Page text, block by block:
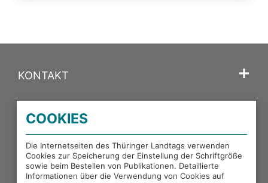
KONTAKT
PORTALE DES THÜRINGER LANDTAGS
EXTERNE LINKS
COOKIES
Die Internetseiten des Thüringer Landtags verwenden
Cookies zur Speicherung der Einstellung der Schriftgröße
sowie beim Bestellen von Publikationen. Detaillierte
Informationen über die Verwendung von Cookies auf